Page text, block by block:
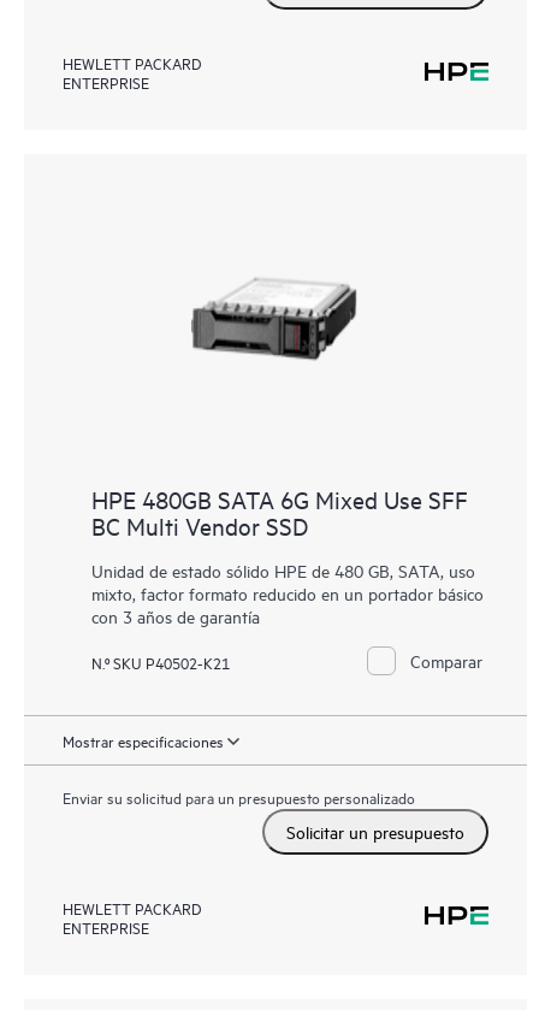
HEWLETT PACKARD
ENTERPRISE
HPE 480GB SATA 6G Mixed Use SFF
BC Multi Vendor SSD
Unidad de estado sólido HPE de 480 GB, SATA, uso
mixto, factor formato reducido en un portador básico
con 3 años de garantía
N.º SKU P40502-K21 Comparar
Mostrar especificaciones
Enviar su solicitud para un presupuesto personalizado
Solicitar un presupuesto
HEWLETT PACKARD
ENTERPRISE